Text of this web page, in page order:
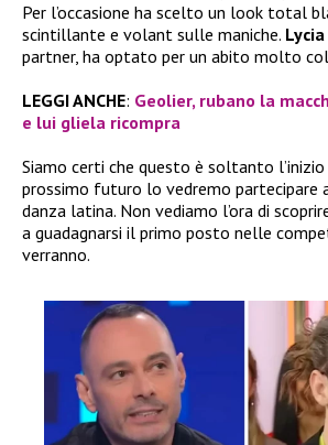
Per l’occasione ha scelto un look total
scintillante e volant sulle maniche.
partner, ha optato per un abito molto
LEGGI ANCHE: Geolier, rubano la
e lui gliela ricompra
Siamo certi che questo è soltanto l’inizio
prossimo futuro lo vedremo partecipare
danza latina. Non vediamo l’ora di
a guadagnarsi il primo posto nelle
verranno.